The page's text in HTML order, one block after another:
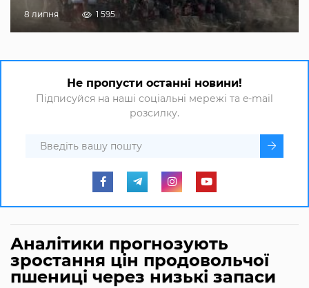
8 липня 1 595
Не пропусти останні новини!
Підписуйся на наші соціальні мережі та e-mail
розсилку.
Аналітики прогнозують
зростання цін продовольчої
пшениці через низькі запаси